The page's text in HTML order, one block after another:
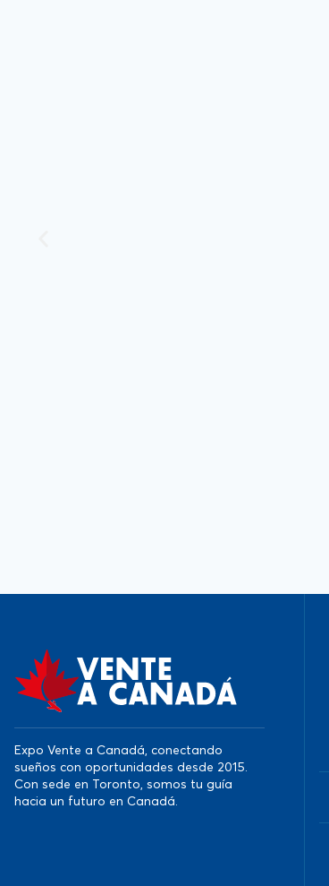
Expo Vente a Canadá, conectando
sueños con oportunidades desde 2015.
Con sede en Toronto, somos tu guía
hacia un futuro en Canadá.